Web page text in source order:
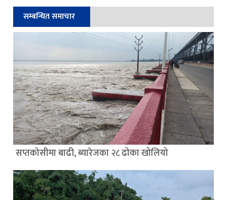
सम्बन्धित समाचार
सप्तकोसीमा बाढी, ब्यारेजका २८ ढोका खोलियो